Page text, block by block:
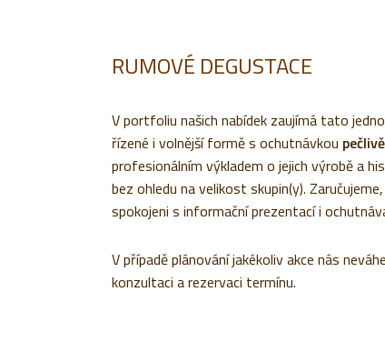
RUMOVÉ DEGUSTACE
V portfoliu našich nabídek zaujímá tato
řízené i volnější formě s ochutnávkou
profesionálním výkladem o jejich výrobě a
bez ohledu na velikost skupin(y).
spokojeni s informační prezentací i
V případě plánování jakékoliv akce nás
konzultaci a rezervaci termínu.